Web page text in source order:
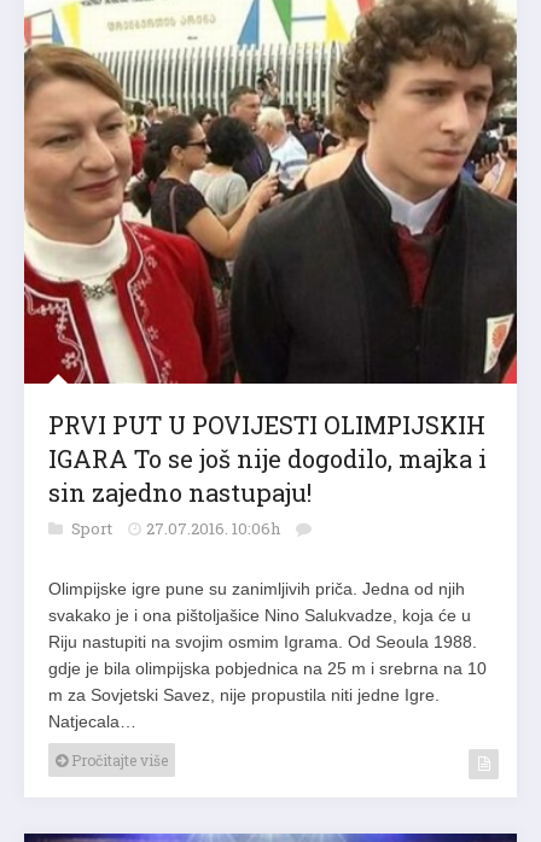
PRVI PUT U POVIJESTI OLIMPIJSKIH
IGARA To se još nije dogodilo, majka i
sin zajedno nastupaju!
Sport 27.07.2016. 10:06h
Olimpijske igre pune su zanimljivih priča. Jedna od njih
svakako je i ona pištoljašice Nino Salukvadze, koja će u
Riju nastupiti na svojim osmim Igrama. Od Seoula 1988.
gdje je bila olimpijska pobjednica na 25 m i srebrna na 10
m za Sovjetski Savez, nije propustila niti jedne Igre.
Natjecala…
Pročitajte više